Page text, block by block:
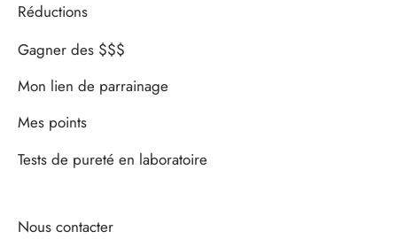
Réductions
Gagner des $$$
Mon lien de parrainage
Mes points
Tests de pureté en laboratoire
Nous contacter